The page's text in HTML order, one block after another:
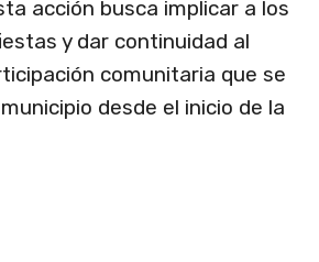
acción busca implicar a los
y dar continuidad al
comunitaria que se
desde el inicio de la